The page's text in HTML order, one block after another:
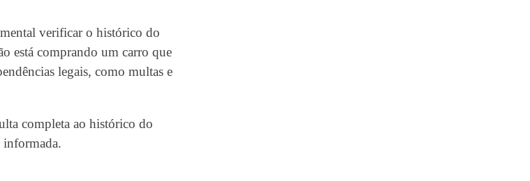
verificar o histórico do
está comprando um carro que
legais, como multas e
completa ao histórico do
informada.